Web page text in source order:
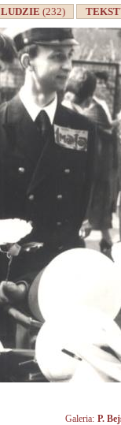
LUDZIE(232)
Galeria: P.